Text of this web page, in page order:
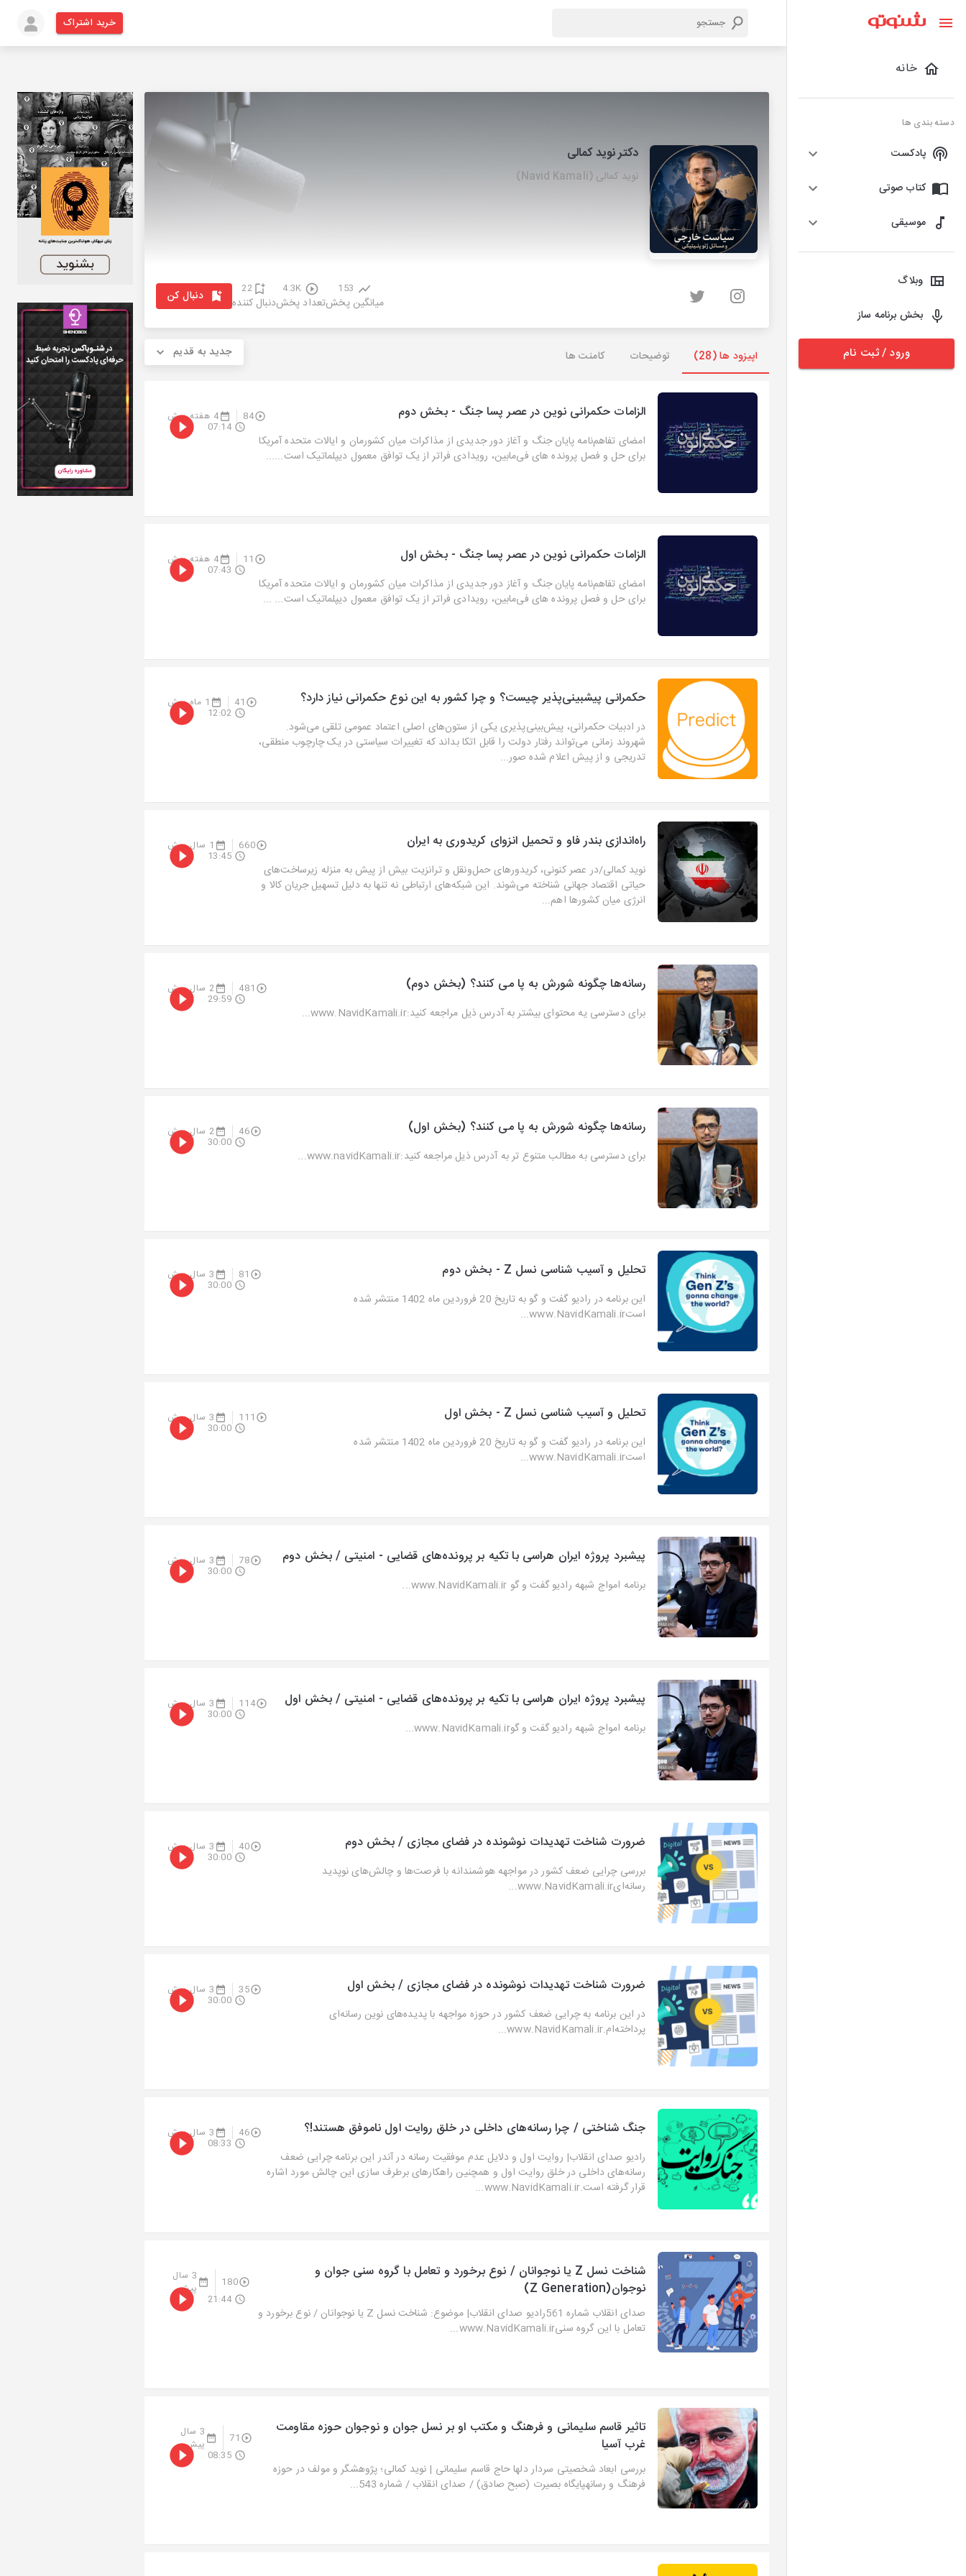
خانه
دسته بندی ها
پادکست
کتاب صوتی
موسیقی
وبلاگ
بخش برنامه ساز
ورود / ثبت نام
خرید اشتراک
دکتر نوید کمالی
نوید کمالی (Navid Kamali)
153
میانگین پخش
4.3K
تعداد پخش
22
دنبال کننده دنبال کن
اپیزود ها (28) توضیحات کامنت ها جدید به قدیم
الزامات حکمرانی نوین در عصر پسا جنگ - بخش دوم 84 4 هفته پیش
امضای تفاهم‌نامه پایان جنگ و آغاز دور جدیدی از مذاکرات میان کشورمان و ایالات متحده آمریکا
برای حل و فصل پرونده های فی‌مابین، رویدادی فراتر از یک توافق معمول دیپلماتیک است......
07:14
الزامات حکمرانی نوین در عصر پسا جنگ - بخش اول 11 4 هفته پیش
امضای تفاهم‌نامه پایان جنگ و آغاز دور جدیدی از مذاکرات میان کشورمان و ایالات متحده آمریکا
برای حل و فصل پرونده های فی‌مابین، رویدادی فراتر از یک توافق معمول دیپلماتیک است... ...
07:43
حکمرانی پیشبینی‌پذیر چیست؟ و چرا کشور به این نوع حکمرانی نیاز دارد؟ 41 1 ماه پیش
در ادبیات حکمرانی، پیش‌بینی‌پذیری یکی از ستون‌های اصلی اعتماد عمومی تلقی می‌شود.
شهروند زمانی می‌تواند رفتار دولت را قابل اتکا بداند که تغییرات سیاستی در یک چارچوب منطقی،
تدریجی و از پیش اعلام شده صور...
12:02
راه‌اندازی بندر فاو و تحمیل انزوای کریدوری به ایران 660 1 سال پیش
نوید کمالی/در عصر کنونی، کریدور‌های حمل‌ونقل و ترانزیت بیش از پیش به منزله زیرساخت‌های
حیاتی اقتصاد جهانی شناخته می‌شوند. این شبکه‌های ارتباطی نه تنها به دلیل تسهیل جریان کالا و
انرژی میان کشور‌ها اهم...
13:45
رسانه‌ها چگونه شورش به پا می کنند؟ (بخش دوم) 481 2 سال پیش
برای دسترسی یه محتوای بیشتر به آدرس ذیل مراجعه کنید:www.NavidKamali.ir...
29:59
رسانه‌ها چگونه شورش به پا می کنند؟ (بخش اول) 46 2 سال پیش
برای دسترسی به مطالب متنوع تر به آدرس ذیل مراجعه کنید:www.navidKamali.ir...
30:00
تحلیل و آسیب شناسی نسل Z - بخش دوم 81 3 سال پیش
این برنامه در رادیو گفت و گو به تاریخ 20 فروردین ماه 1402 منتشر شده
استwww.NavidKamali.ir...
30:00
تحلیل و آسیب شناسی نسل Z - بخش اول 111 3 سال پیش
این برنامه در رادیو گفت و گو به تاریخ 20 فروردین ماه 1402 منتشر شده
استwww.NavidKamali.ir...
30:00
پیشبرد پروژه ایران هراسی با تکیه بر پرونده‌های قضایی - امنیتی / بخش دوم 78 3 سال پیش
برنامه امواج شبهه رادیو گفت و گو www.NavidKamali.ir...
30:00
پیشبرد پروژه ایران هراسی با تکیه بر پرونده‌های قضایی - امنیتی / بخش اول 114 3 سال پیش
برنامه امواج شبهه رادیو گفت و گوwww.NavidKamali.ir...
30:00
ضرورت شناخت تهدیدات نوشونده در فضای مجازی / بخش دوم 40 3 سال پیش
بررسی چرایی ضعف کشور در مواجهه هوشمندانه با فرصت‌ها و چالش‌های نوپدید
رسانه‌ایwww.NavidKamali.ir...
30:00
ضرورت شناخت تهدیدات نوشونده در فضای مجازی / بخش اول 35 3 سال پیش
در این برنامه به چرایی ضعف کشور در حوزه مواجهه با پدیده‌های نوین رسانه‌ای
پرداخته‌ام.www.NavidKamali.ir...
30:00
جنگ شناختی / چرا رسانه‌های داخلی در خلق روایت اول ناموفق هستند!؟ 46 3 سال پیش
رادیو صدای انقلاب| روایت اول و دلایل عدم موفقیت رسانه در آندر این برنامه چرایی ضعف
رسانه‌های داخلی در خلق روایت اول و همچنین راهکارهای برطرف سازی این چالش مورد اشاره
قرار گرفته است.www.NavidKamali.ir...
08:33
شناخت نسل Z یا نوجوانان / نوع برخورد و تعامل با گروه سنی جوان و
نوجوان(Z Generation)
180
3 سال
پیش
صدای انقلاب شماره 561رادیو صدای انقلاب| موضوع: شناخت نسل Z یا نوجوانان / نوع برخورد و
تعامل با این گروه سنیwww.NavidKamali.ir...
21:44
تاثیر قاسم سلیمانی و فرهنگ و مکتب او بر نسل جوان و نوجوان حوزه مقاومت
غرب آسیا
71
3 سال
پیش
بررسی ابعاد شخصیتی سردار دلها حاج قاسم سلیمانی | نوید کمالی؛ پژوهشگر و مولف در حوزه
فرهنگ و رسانهپایگاه بصیرت (صبح صادق) / صدای انقلاب / شماره 543...
08:35